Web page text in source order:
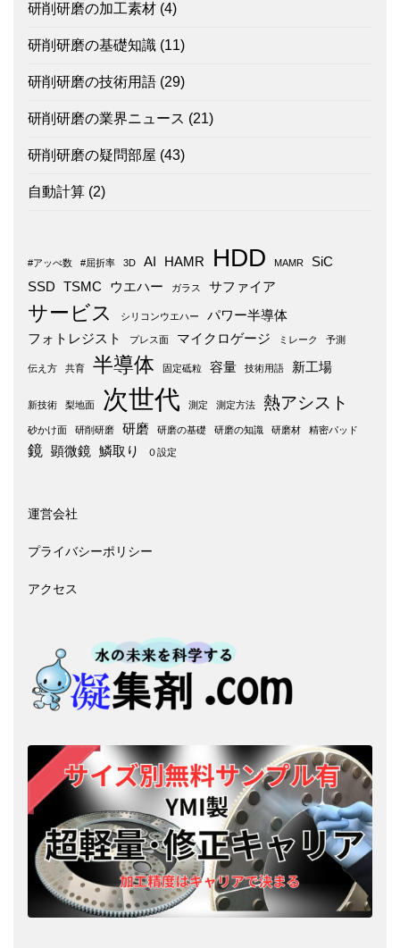
研削研磨の加工素材 (4)
研削研磨の基礎知識 (11)
研削研磨の技術用語 (29)
研削研磨の業界ニュース (21)
研削研磨の疑問部屋 (43)
自動計算 (2)
#アッべ数 #屈折率 3D AI HAMR HDD MAMR
SiC
SSD
TSMC ウエハー ガラス サファイア
サービス シリコンウエハー
パワー半導体
フォトレジスト
プレス面 マイクロゲージ ミレーク 予測
伝え方 共育 半導体 固定砥粒 容量 技術用語 新工場
新技術 梨地面 次世代 測定 測定方法 熱アシスト
砂かけ面 研削研磨 研磨 研磨の基礎 研磨の知識 研磨材 精密パッド
鏡 顕微鏡 鱗取り ０設定
運営会社
プライバシーポリシー
アクセス